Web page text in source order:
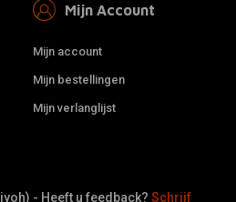
Mijn Account
Mijn account
Mijn bestellingen
Mijn verlanglijst
- Heeft u feedback?Schrijf